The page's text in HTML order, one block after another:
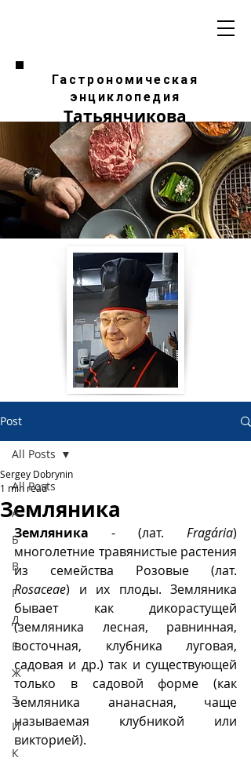
Гастрономическая
энциклопедия
Татьянчикова
Post
All Posts
А
Б
В
Г
Д
Е
Ж
З
И
К
All Posts
Земляника
Sergey Dobrynin
1 min read
Земляника - (лат. Fragária)
многолетние травянистые растения
Rosaceae) и их плоды. Земляника
бывает как дикорастущей
(земляника лесная, равнинная,
восточная, клубника луговая,
садовая и др.) так и существующей
только в садовой форме (как
земляника ананасная, чаще
называемая клубникой или
викторией).